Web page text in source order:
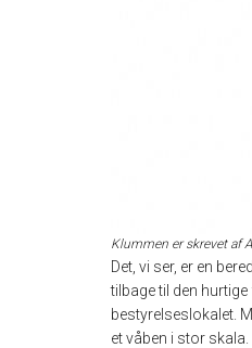
Klummen er skrevet af
Det, vi ser, er en
tilbage til den
bestyrelseslokalet.
et våben i stor